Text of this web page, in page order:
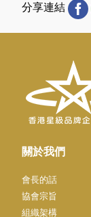
分享連結
關於我們
會長的話
協會宗旨
組織架構